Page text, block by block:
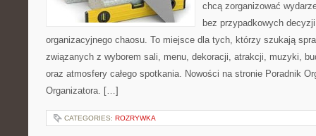
chcą zorganizować
bez przypadkowych
organizacyjnego chaosu. To miejsce dla tych, którzy szukają
związanych z wyborem sali, menu, dekoracji, atrakcji, muzyki,
oraz atmosfery całego spotkania. Nowości na stronie Poradnik
Organizatora. […]
CATEGORIES: ROZRYWKA